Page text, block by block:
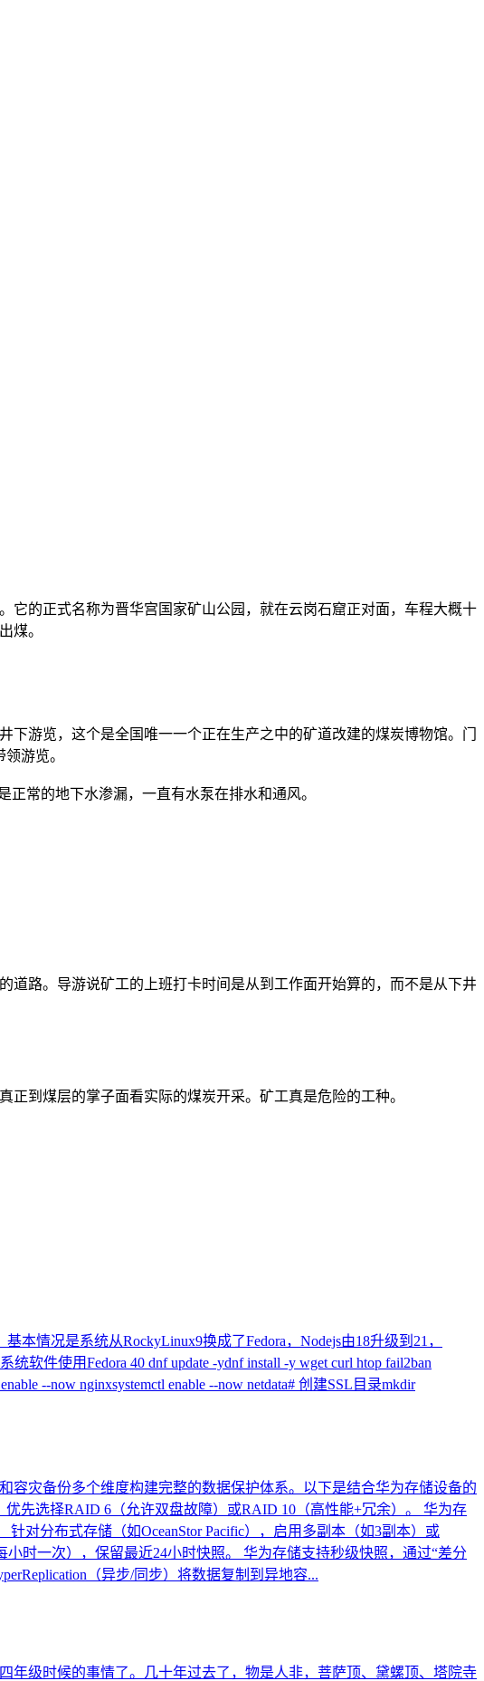
的正式名称为晋华宫国家矿山公园，就在云岗石窟正对面，车程大概十
煤。
游览，这个是全国唯一一个正在生产之中的矿道改建的煤炭博物馆。门
游览。
常的地下水渗漏，一直有水泵在排水和通风。
路。导游说矿工的上班打卡时间是从到工作面开始算的，而不是从下井
到煤层的掌子面看实际的煤炭开采。矿工真是危险的工种。
本情况是系统从RockyLinux9换成了Fedora，Nodejs由18升级到21，
软件使用Fedora 40 dnf update -ydnf install -y wget curl htop fail2ban
--now nginxsystemctl enable --now netdata# 创建SSL目录mkdir
灾备份多个维度构建完整的数据保护体系。以下是结合华为存储设备的
先选择RAID 6（允许双盘故障）或RAID 10（高性能+冗余）。 华为存
对分布式存储（如OceanStor Pacific），启用多副本（如3副本）或
时一次），保留最近24小时快照。 华为存储支持秒级快照，通过“差分
（异步/同步）将数据复制到异地容...
级时候的事情了。几十年过去了，物是人非，菩萨顶、黛螺顶、塔院寺